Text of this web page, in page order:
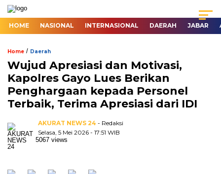
HOME NASIONAL INTERNASIONAL DAERAH JABAR
Home / Daerah
Wujud Apresiasi dan Motivasi,
Kapolres Gayo Lues Berikan
Penghargaan kepada Personel
Terbaik, Terima Apresiasi dari IDI
AKURAT NEWS 24 - Redaksi
Selasa, 5 Mei 2026 - 17:51 WIB
5067 views